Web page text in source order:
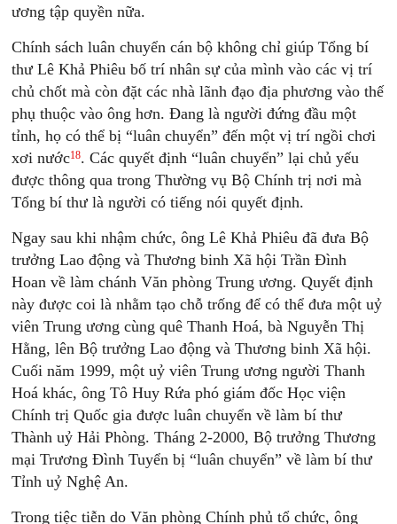
ương tập quyền nữa.
Chính sách luân chuyển cán bộ không chỉ giúp Tổng bí
thư Lê Khả Phiêu bố trí nhân sự của mình vào các vị trí
chủ chốt mà còn đặt các nhà lãnh đạo địa phương vào thế
phụ thuộc vào ông hơn. Đang là người đứng đầu một
tỉnh, họ có thể bị “luân chuyển” đến một vị trí ngồi chơi
xơi nước18. Các quyết định “luân chuyển” lại chủ yếu
được thông qua trong Thường vụ Bộ Chính trị nơi mà
Tổng bí thư là người có tiếng nói quyết định.
Ngay sau khi nhậm chức, ông Lê Khả Phiêu đã đưa Bộ
trưởng Lao động và Thương binh Xã hội Trần Đình
Hoan về làm chánh Văn phòng Trung ương. Quyết định
này được coi là nhằm tạo chỗ trống để có thể đưa một uỷ
viên Trung ương cùng quê Thanh Hoá, bà Nguyễn Thị
Hằng, lên Bộ trưởng Lao động và Thương binh Xã hội.
Cuối năm 1999, một uỷ viên Trung ương người Thanh
Hoá khác, ông Tô Huy Rứa phó giám đốc Học viện
Chính trị Quốc gia được luân chuyển về làm bí thư
Thành uỷ Hải Phòng. Tháng 2-2000, Bộ trưởng Thương
mại Trương Đình Tuyển bị “luân chuyển” về làm bí thư
Tỉnh uỷ Nghệ An.
Trong tiệc tiễn do Văn phòng Chính phủ tổ chức, ông